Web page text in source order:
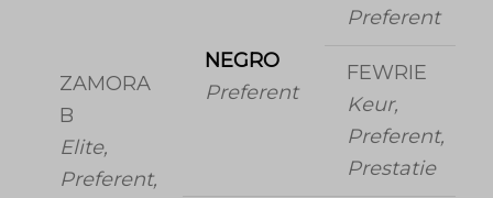
ZAMORA
B
Elite,
Preferent,
NEGRO
Preferent
Preferent
FEWRIE
Keur,
Preferent,
Prestatie